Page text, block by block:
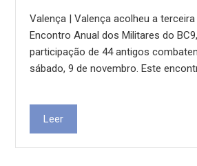
Valença | Valença acolheu a
Encontro Anual dos Militares do
participação de 44 antigos
sábado, 9 de novembro. Este
Leer